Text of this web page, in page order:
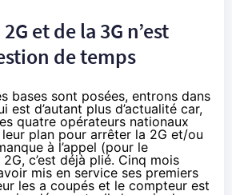
et de la 3G n’est
de temps
bases sont posées, entrons dans
est d’autant plus d’actualité car,
quatre opérateurs nationaux
plan pour arrêter la 2G et/ou
à l’appel (pour le
c’est déjà plié. Cinq mois
mis en service ses premiers
les a coupés et le compteur est